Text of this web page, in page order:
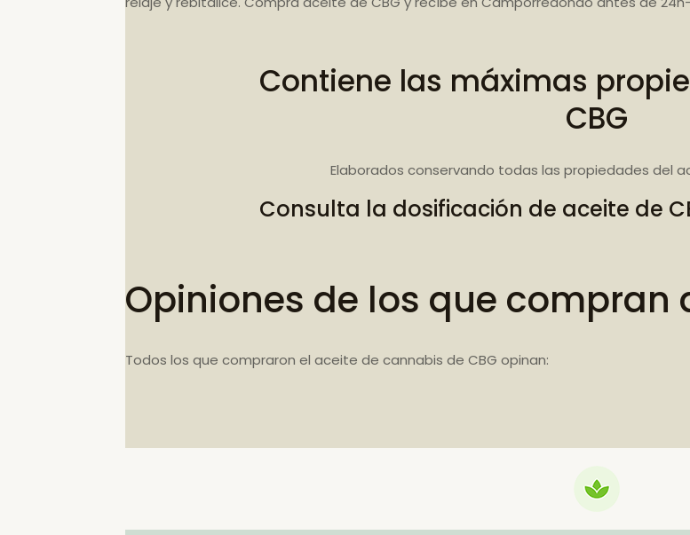
Contiene las máximas
CBG
Elaborados conservando todas las propiedades del
Consulta la dosificación de aceite de
Opiniones de los que compran
Todos los que compraron el aceite de cannabis de CBG opinan: